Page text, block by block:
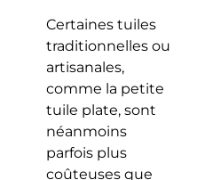
Certaines tuiles
traditionnelles ou
artisanales,
comme la petite
tuile plate, sont
néanmoins
parfois plus
coûteuses que